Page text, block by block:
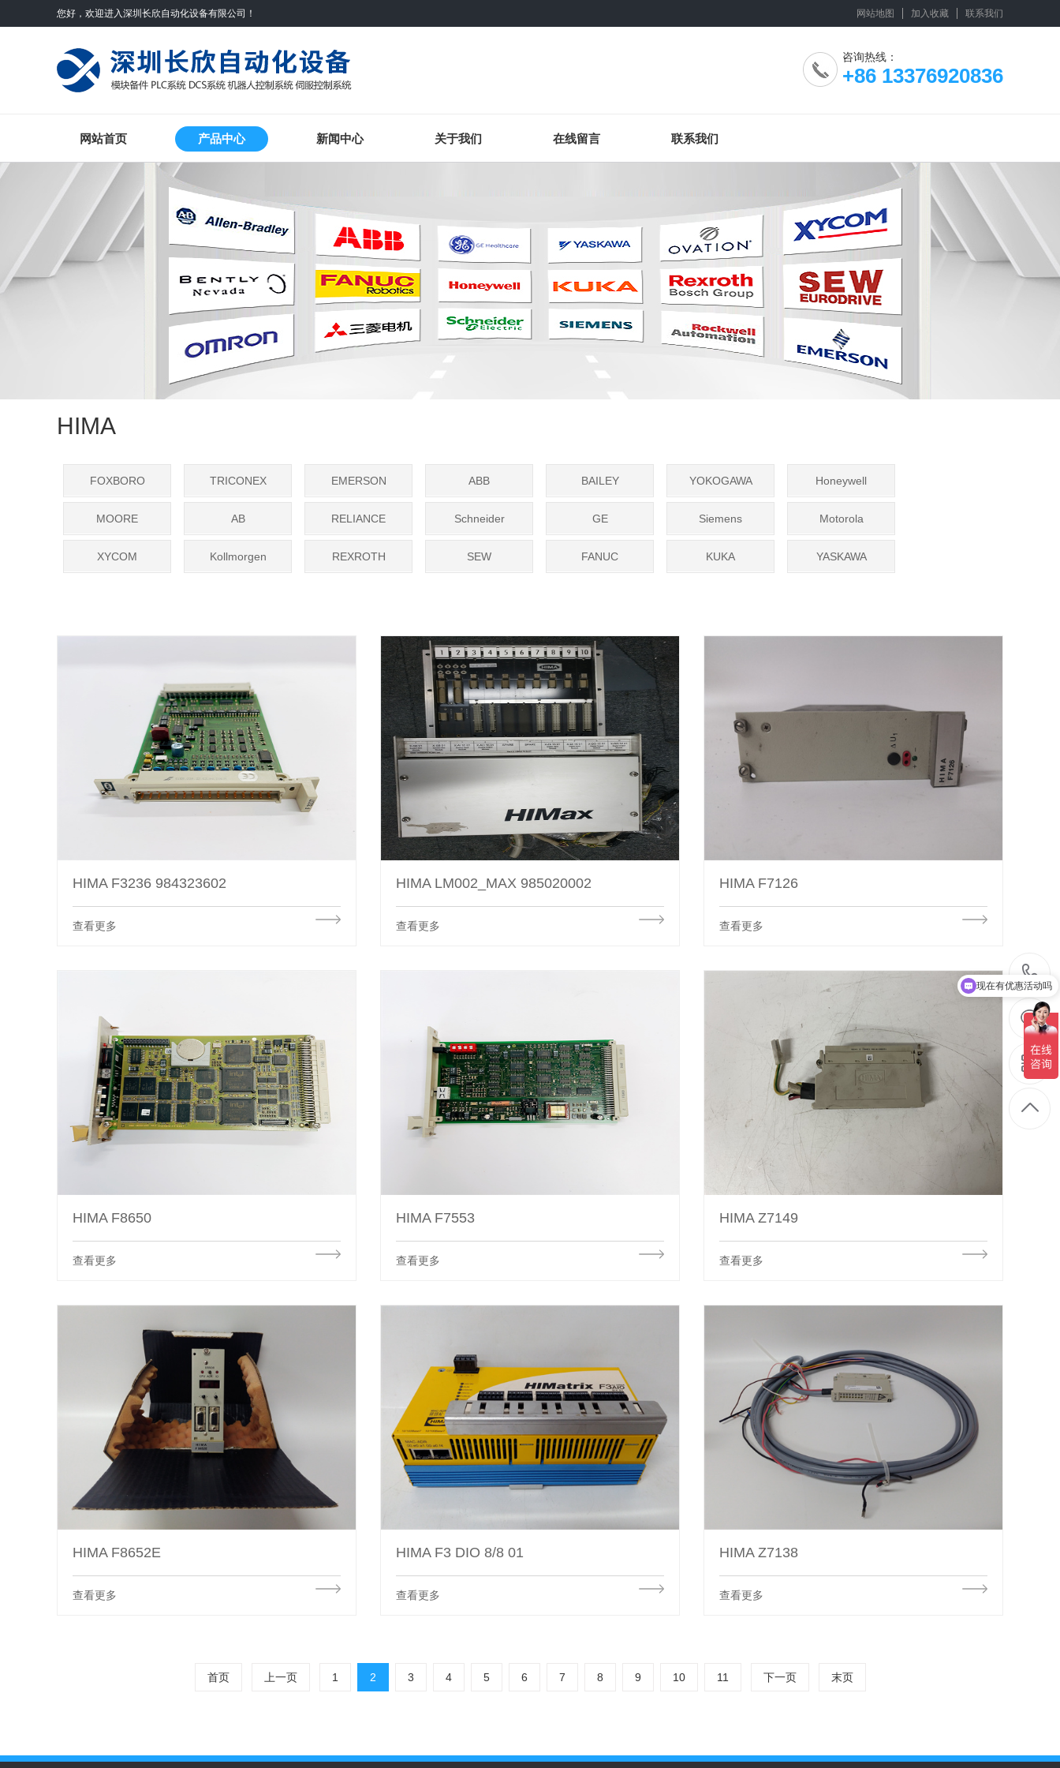
您好，欢迎进入深圳长欣自动化设备有限公司！ 网站地图 加入收藏 联系我们
咨询热线：
+86 13376920836
网站首页 产品中心 新闻中心 关于我们 在线留言 联系我们
HIMA
FOXBORO TRICONEX EMERSON ABB BAILEY YOKOGAWA Honeywell
MOORE AB RELIANCE Schneider GE Siemens Motorola
XYCOM Kollmorgen REXROTH SEW FANUC KUKA YASKAWA
HIMA F3236 984323602
查看更多
HIMA LM002_MAX 985020002
查看更多
HIMA F7126
查看更多
HIMA F8650
查看更多
HIMA F7553
查看更多
HIMA Z7149
查看更多
HIMA F8652E
查看更多
HIMA F3 DIO 8/8 01
查看更多
HIMA Z7138
查看更多
首页 上一页 1 2 3 4 5 6 7 8 9 10 11 下一页 末页
现在有优惠活动吗